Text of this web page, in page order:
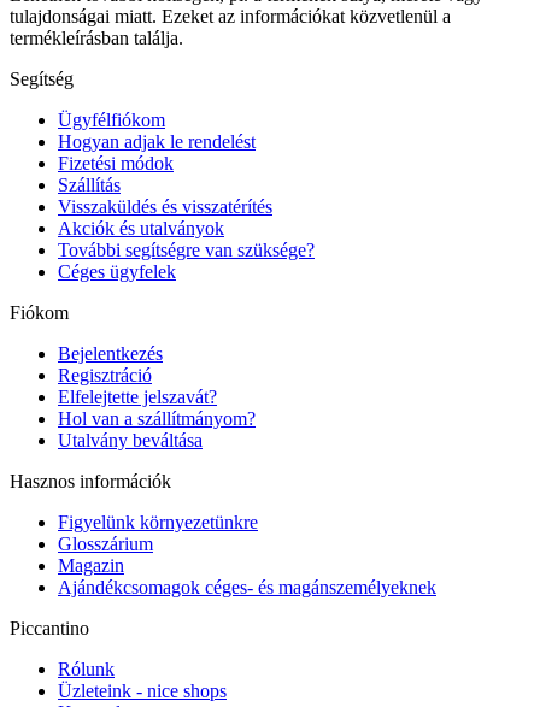
tulajdonságai miatt. Ezeket az információkat közvetlenül a
termékleírásban találja.
Segítség
Ügyfélfiókom
Hogyan adjak le rendelést
Fizetési módok
Szállítás
Visszaküldés és visszatérítés
Akciók és utalványok
További segítségre van szüksége?
Céges ügyfelek
Fiókom
Bejelentkezés
Regisztráció
Elfelejtette jelszavát?
Hol van a szállítmányom?
Utalvány beváltása
Hasznos információk
Figyelünk környezetünkre
Glosszárium
Magazin
Ajándékcsomagok céges- és magánszemélyeknek
Piccantino
Rólunk
Üzleteink - nice shops